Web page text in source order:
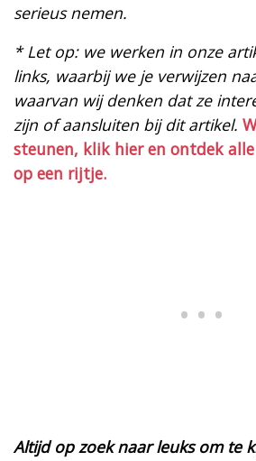
serieus nemen.
* Let op: we werken in onze
links, waarbij we je verwijzen
waarvan wij denken dat ze
zijn of aansluiten bij dit artikel.
steunen, klik hier en ontdek
op een rijtje.
Altijd op zoek naar leuks om te